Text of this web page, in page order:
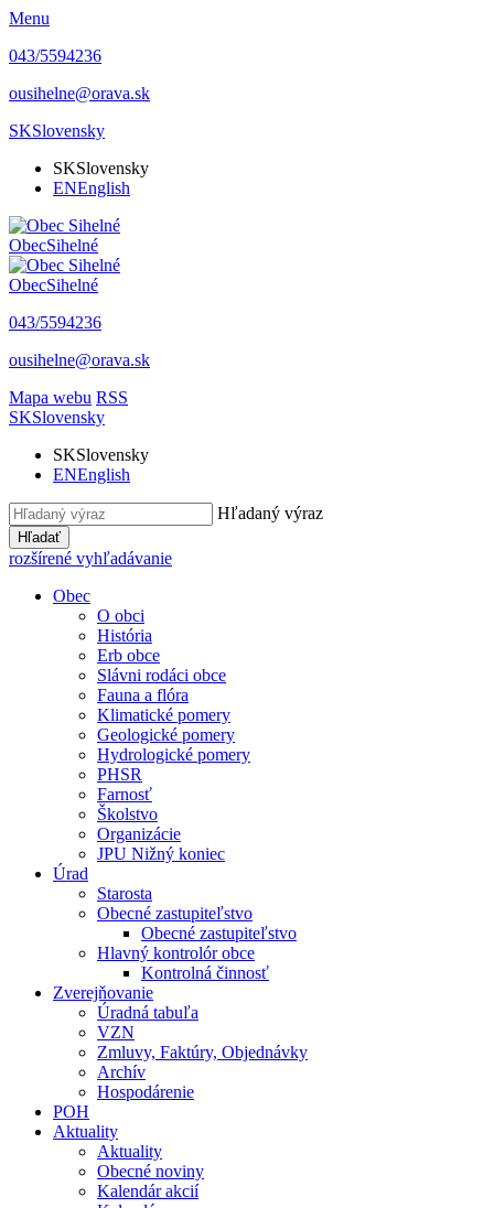
Menu
043/5594236
ousihelne@orava.sk
SKSlovensky
SKSlovensky
ENEnglish
ObecSihelné
ObecSihelné
043/5594236
ousihelne@orava.sk
Mapa webu RSS
SKSlovensky
SKSlovensky
ENEnglish
Hľadaný výraz
Hľadať
rozšírené vyhľadávanie
Obec
O obci
História
Erb obce
Slávni rodáci obce
Fauna a flóra
Klimatické pomery
Geologické pomery
Hydrologické pomery
PHSR
Farnosť
Školstvo
Organizácie
JPU Nižný koniec
Úrad
Starosta
Obecné zastupiteľstvo
Obecné zastupiteľstvo
Hlavný kontrolór obce
Kontrolná činnosť
Zverejňovanie
Úradná tabuľa
VZN
Zmluvy, Faktúry, Objednávky
Archív
Hospodárenie
POH
Aktuality
Aktuality
Obecné noviny
Kalendár akcií